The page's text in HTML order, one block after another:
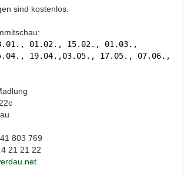
sind kostenlos.
01.02., 15.02., 01.03.,
19.04.,03.05., 17.05., 07.06.,
803 769
21 21 22